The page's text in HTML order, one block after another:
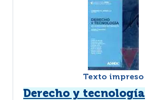
Texto impreso
Derecho y tecnología